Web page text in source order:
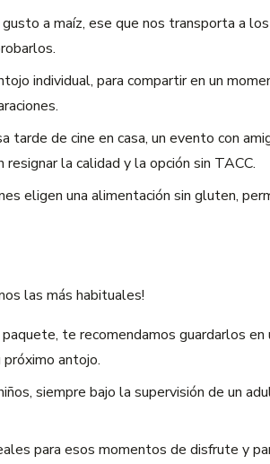
a maíz, ese que nos transporta a
individual, para compartir en un
tarde de cine en casa, un evento con
la calidad y la opción sin TACC.
eligen una alimentación sin gluten,
las más habituales!
te recomendamos guardarlos
antojo.
siempre bajo la supervisión de un
para esos momentos de disfrute y